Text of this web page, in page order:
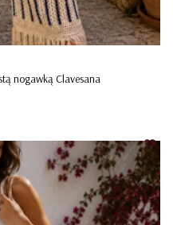
nogawką Clavesana